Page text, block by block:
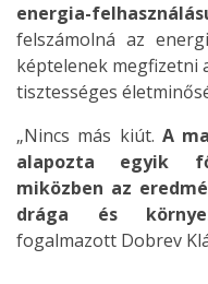
energia-
felszámolná az
képtelenek megfizetni
tisztességes
„Nincs más kiút. A
alapozta egyik
miközben az
drága és
fogalmazott Dobrev